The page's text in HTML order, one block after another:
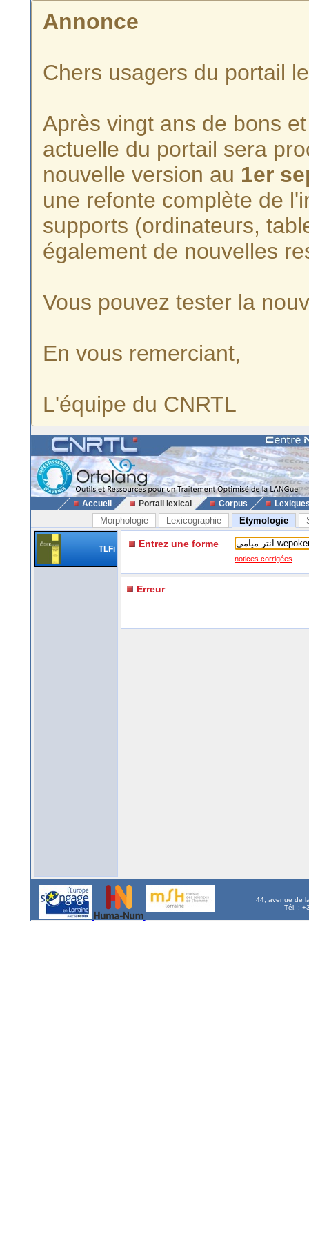
Annonce
Chers usagers du portail
Après vingt ans de bons
actuelle du portail sera
nouvelle version au 1er
une refonte complète de
supports (ordinateurs,
également de nouvelles
Vous pouvez tester la
En vous remerciant,
L'équipe du CNRTL
Accueil Portail lexical Corpus
Morphologie Lexicographie Etymologie
TLFi Entrez une forme
notices corrigées
Erreur
44, avenue de
Tél. :